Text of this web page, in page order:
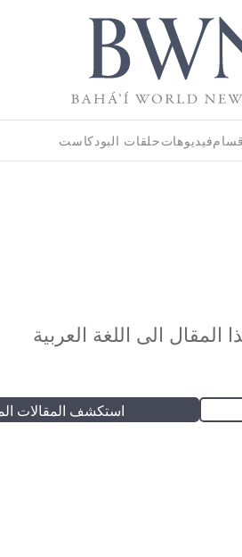
فيديوهاتحلقات البودكاست
المقال الى اللغة العربية
استكشف المقالات